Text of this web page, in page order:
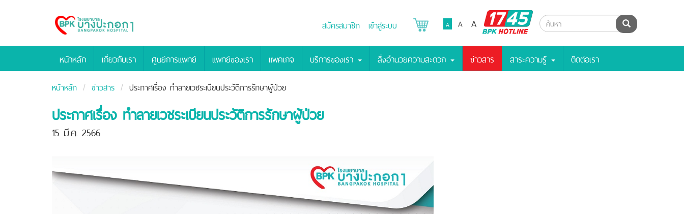
Bangpakok
Hospital
สมัครสมาชิก เข้าสู่ระบบ A A A
BPK
Hotline
ค้นหา
หน้าหลัก เกี่ยวกับเรา ศูนย์การแพทย์ แพทย์ของเรา แพคเกจ บริการของเรา สิ่งอำนวยความสะดวก ข่าวสาร สาระความรู้ ติดต่อเรา
หน้าหลัก ข่าวสาร ประกาศเรื่อง ทำลายเวชระเบียนประวัติการรักษาผู้ป่วย
ประกาศเรื่อง ทำลายเวชระเบียนประวัติการรักษาผู้ป่วย
15 มี.ค. 2566